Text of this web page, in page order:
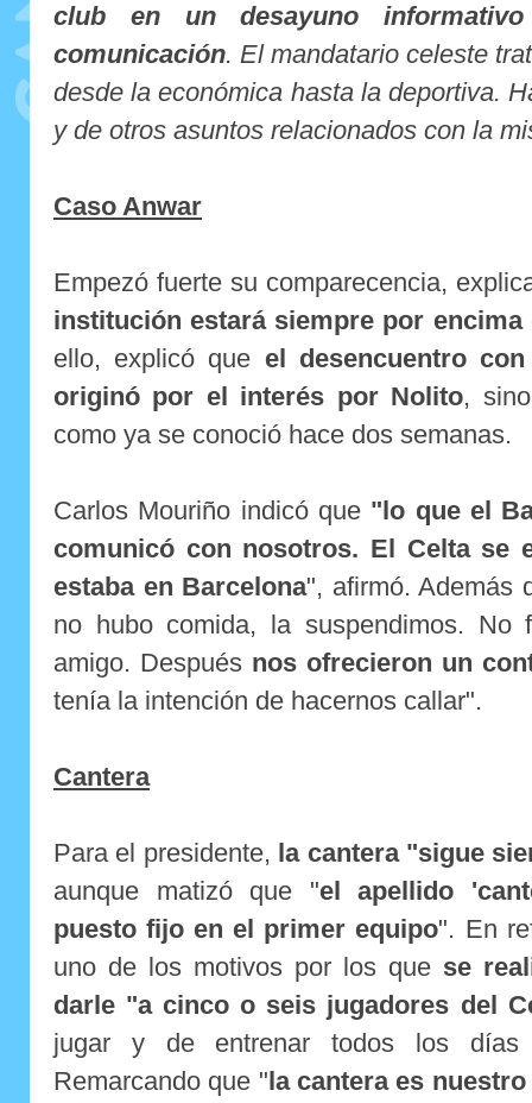
club en un desayuno
comunicación. El mandatario celeste
desde la económica hasta la deportiva.
y de otros asuntos relacionados con la
Caso Anwar
Empezó fuerte su comparecencia,
institución estará siempre por
ello, explicó que el desencuentro
originó por el interés por Nolito,
como ya se conoció hace dos semanas.
Carlos Mouriño indicó que "lo que el
comunicó con nosotros. El Celta se
estaba en Barcelona", afirmó. Además
no hubo comida, la suspendimos.
amigo. Después nos ofrecieron un
tenía la intención de hacernos callar".
Cantera
Para el presidente, la cantera "sigue
aunque matizó que "el apellido
puesto fijo en el primer equipo". En
uno de los motivos por los que se
darle "a cinco o seis jugadores del
jugar y de entrenar todos los días
Remarcando que " la cantera es